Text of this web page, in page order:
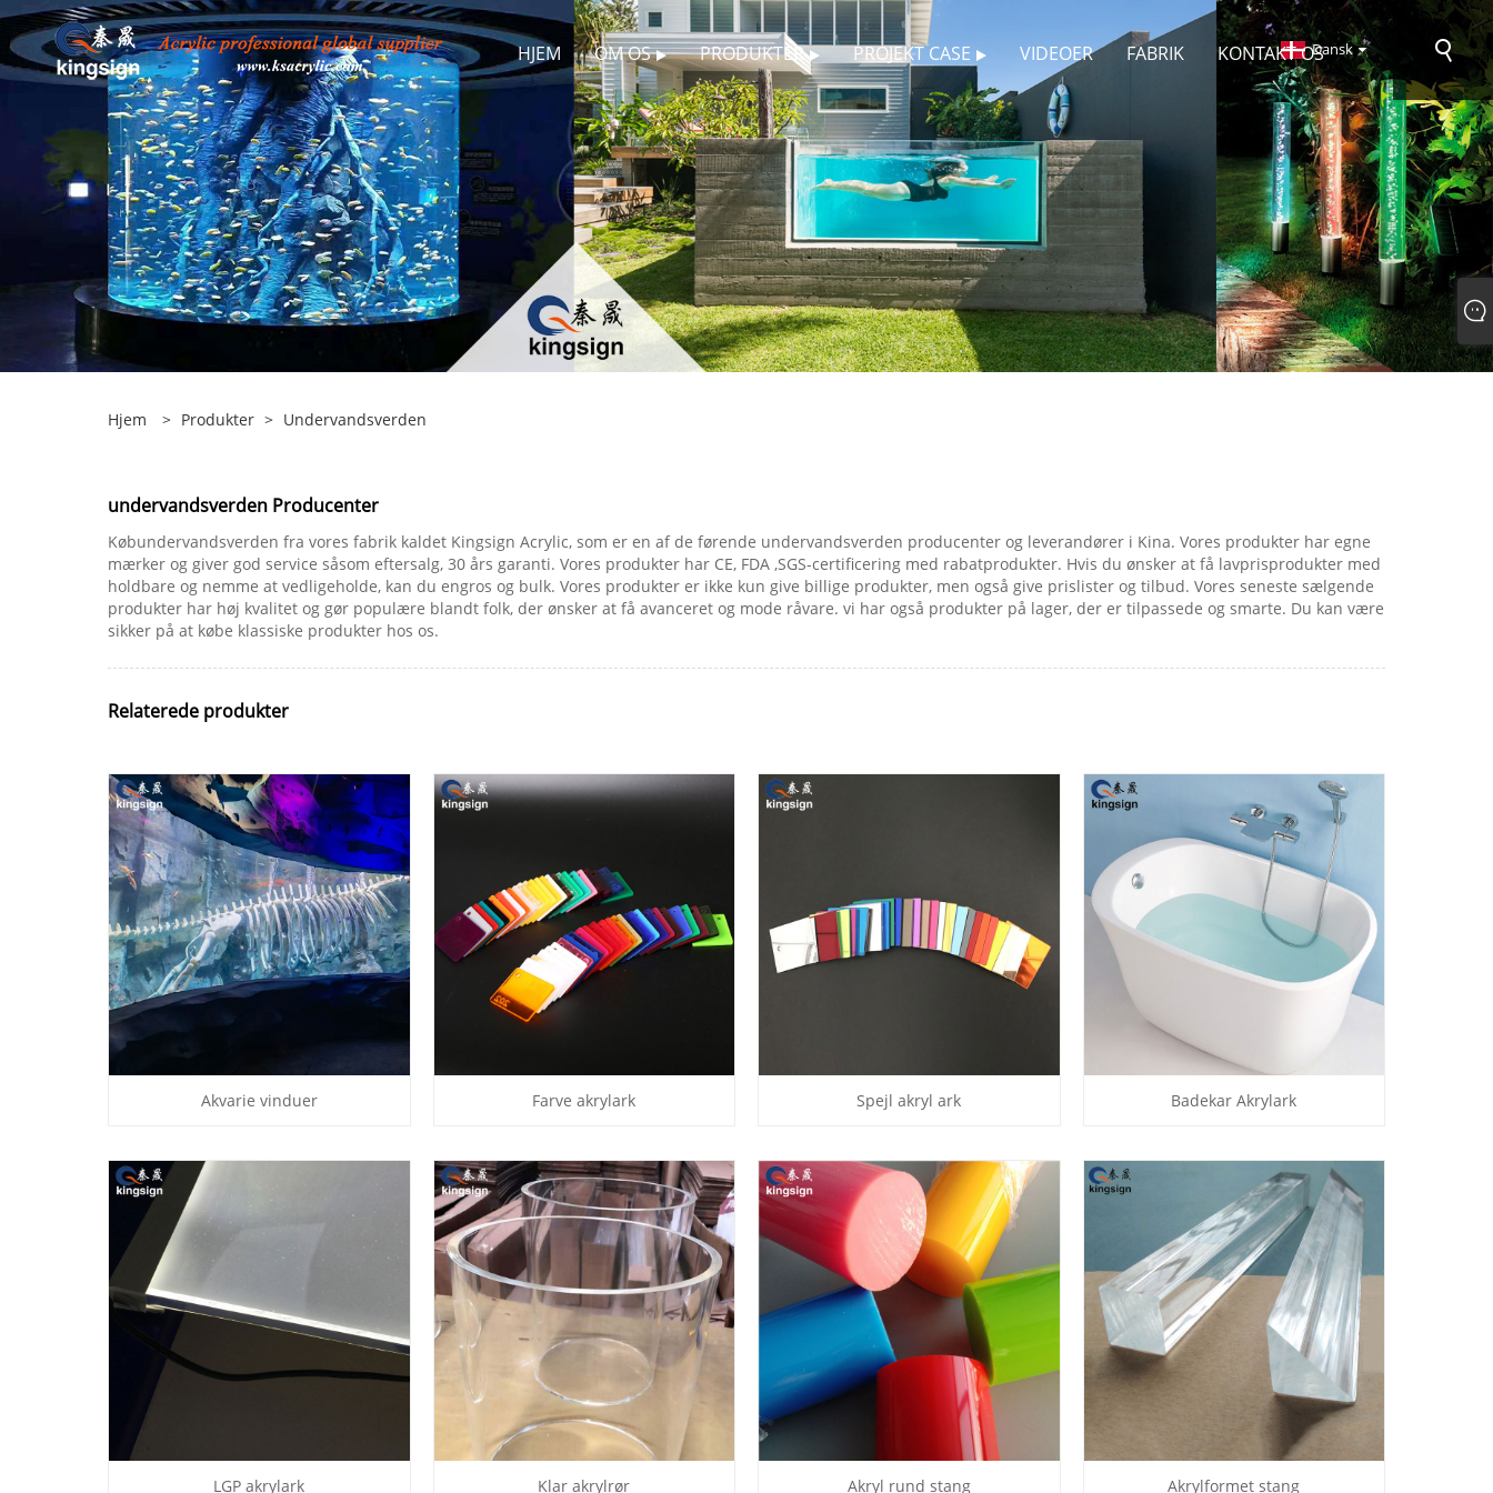
HJEM OM OS PRODUKTER PROJEKT CASE VIDEOER FABRIK KONTAKT OSDansk
Hjem > Produkter > Undervandsverden
undervandsverden Producenter
Købundervandsverden fra vores fabrik kaldet Kingsign Acrylic, som er en af ​​de førende undervandsverden producenter og leverandører i Kina. Vores produkter har egne
mærker og giver god service såsom eftersalg, 30 års garanti. Vores produkter har CE, FDA ,SGS-certificering med rabatprodukter. Hvis du ønsker at få lavprisprodukter med
holdbare og nemme at vedligeholde, kan du engros og bulk. Vores produkter er ikke kun give billige produkter, men også give prislister og tilbud. Vores seneste sælgende
produkter har høj kvalitet og gør populære blandt folk, der ønsker at få avanceret og mode råvare. vi har også produkter på lager, der er tilpassede og smarte. Du kan være
sikker på at købe klassiske produkter hos os.
Relaterede produkter
Akvarie vinduer Farve akrylark Spejl akryl ark Badekar Akrylark
LGP akrylark Klar akrylrør Akryl rund stang Akrylformet stang